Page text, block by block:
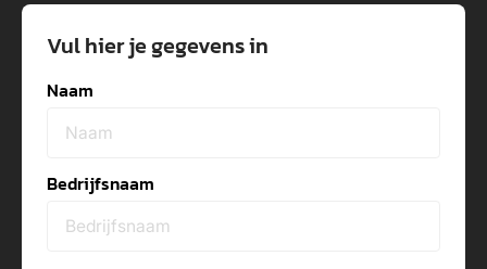
Vul hier je gegevens in
Naam
Bedrijfsnaam